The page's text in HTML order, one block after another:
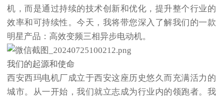
机，而是通过持续的技术创新和优化，提升整个行业的
效率和可持续性。今天，我将带您深入了解我们的一款
明星产品：高效变频三相异步电动机。
我们的起源和使命
西安西玛电机厂成立于西安这座历史悠久而充满活力的
城市。从一开始，我们就立志成为行业内的领跑者。我